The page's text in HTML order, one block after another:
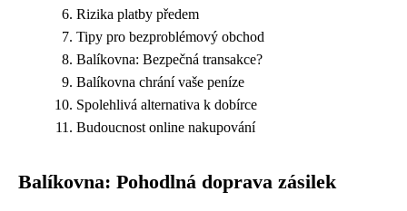
Rizika platby předem
Tipy pro bezproblémový obchod
Balíkovna: Bezpečná transakce?
Balíkovna chrání vaše peníze
Spolehlivá alternativa k dobírce
Budoucnost online nakupování
Balíkovna: Pohodlná doprava zásilek